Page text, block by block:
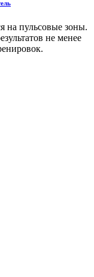
на пульсовые зоны.
не менее